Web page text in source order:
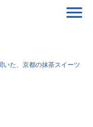
いた、京都の抹茶スイーツ